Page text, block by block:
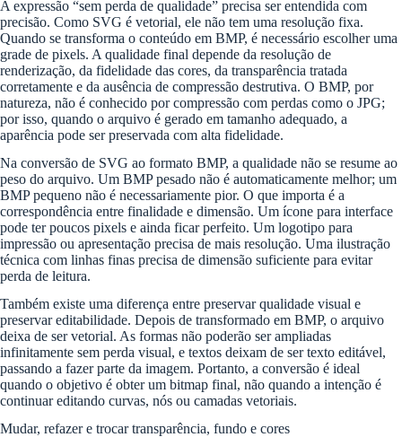
A expressão “sem perda de qualidade” precisa ser entendida com
precisão. Como SVG é vetorial, ele não tem uma resolução fixa.
Quando se transforma o conteúdo em BMP, é necessário escolher uma
grade de pixels. A qualidade final depende da resolução de
renderização, da fidelidade das cores, da transparência tratada
corretamente e da ausência de compressão destrutiva. O BMP, por
natureza, não é conhecido por compressão com perdas como o JPG;
por isso, quando o arquivo é gerado em tamanho adequado, a
aparência pode ser preservada com alta fidelidade.
Na conversão de SVG ao formato BMP, a qualidade não se resume ao
peso do arquivo. Um BMP pesado não é automaticamente melhor; um
BMP pequeno não é necessariamente pior. O que importa é a
correspondência entre finalidade e dimensão. Um ícone para interface
pode ter poucos pixels e ainda ficar perfeito. Um logotipo para
impressão ou apresentação precisa de mais resolução. Uma ilustração
técnica com linhas finas precisa de dimensão suficiente para evitar
perda de leitura.
Também existe uma diferença entre preservar qualidade visual e
preservar editabilidade. Depois de transformado em BMP, o arquivo
deixa de ser vetorial. As formas não poderão ser ampliadas
infinitamente sem perda visual, e textos deixam de ser texto editável,
passando a fazer parte da imagem. Portanto, a conversão é ideal
quando o objetivo é obter um bitmap final, não quando a intenção é
continuar editando curvas, nós ou camadas vetoriais.
Mudar, refazer e trocar transparência, fundo e cores